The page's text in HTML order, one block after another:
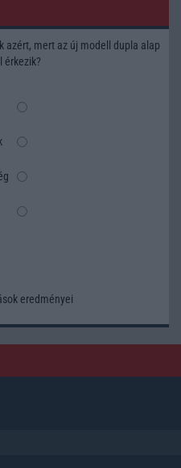
azért, mert az új modell dupla alap
érkezik?
eredményei